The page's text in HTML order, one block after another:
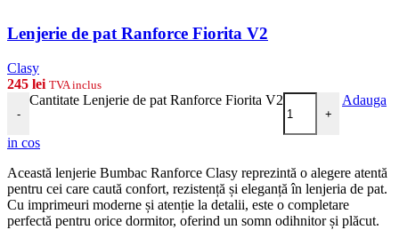
Lenjerie de pat Ranforce Fiorita V2
Clasy
245 lei TVA inclus
-
Cantitate Lenjerie de pat Ranforce Fiorita V2
+
Adauga
in cos
Această lenjerie Bumbac Ranforce Clasy reprezintă o alegere atentă
pentru cei care caută confort, rezistență și eleganță în lenjeria de pat.
Cu imprimeuri moderne și atenție la detalii, este o completare
perfectă pentru orice dormitor, oferind un somn odihnitor și plăcut.